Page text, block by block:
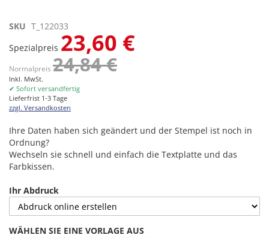
Zum
der
springen
SKU T_122033
Spezialpreis 23,60 €
Normalpreis 24,84 €
Inkl. MwSt.
✔ Sofort versandfertig
Lieferfrist 1-3 Tage
zzgl. Versandkosten
Ihre Daten haben sich geändert und der Stempel ist noch in
Ordnung?
Wechseln sie schnell und einfach die Textplatte und das
Farbkissen.
Ihr Abdruck
WÄHLEN SIE EINE VORLAGE AUS